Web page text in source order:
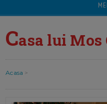
Casa lui Mos
Acasa >